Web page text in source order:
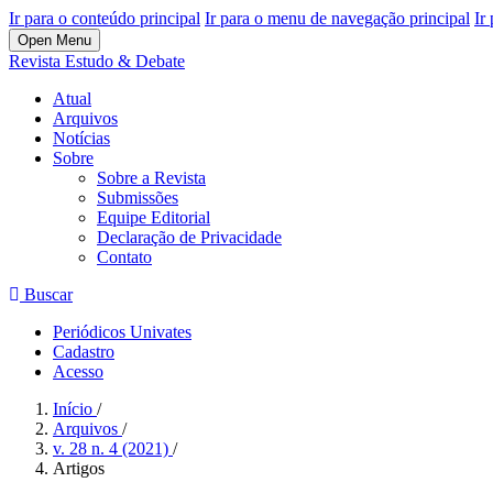
Ir para o conteúdo principal Ir para o menu de navegação principal Ir
Open Menu
Revista Estudo & Debate
Atual
Arquivos
Notícias
Sobre
Sobre a Revista
Submissões
Equipe Editorial
Declaração de Privacidade
Contato
Buscar
Periódicos Univates
Cadastro
Acesso
Início /
Arquivos /
v. 28 n. 4 (2021) /
Artigos